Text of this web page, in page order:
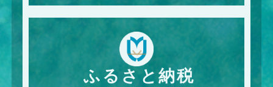
ふるさと納税